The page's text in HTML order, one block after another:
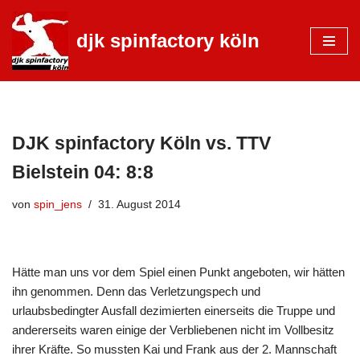
Zum
Inhalt
springen
djk spinfactory köln
DJK spinfactory Köln vs. TTV
Bielstein 04: 8:8
von spin_jens 31. August 2014
Hätte man uns vor dem Spiel einen Punkt angeboten, wir hätten
ihn genommen. Denn das Verletzungspech und
urlaubsbedingter Ausfall dezimierten einerseits die Truppe und
andererseits waren einige der Verbliebenen nicht im Vollbesitz
ihrer Kräfte. So mussten Kai und Frank aus der 2. Mannschaft